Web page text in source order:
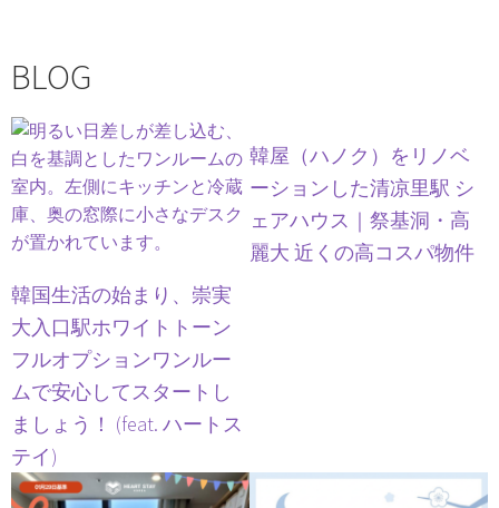
BLOG
韓国生活の始まり、崇実
大入口駅ホワイトトーン
フルオプションワンルー
ムで安心してスタートし
ましょう！ (feat. ハートス
テイ)
韓屋（ハノク）をリノベ
ーションした清凉里駅 シ
ェアハウス｜祭基洞・高
麗大 近くの高コスパ物件